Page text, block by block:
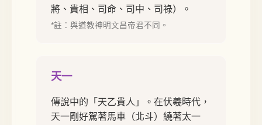
將、貴相、司命、司中、司祿）。
*註：與道教神明文昌帝君不同。
天一
傳說中的「天乙貴人」。在伏羲時代，
天一剛好駕著馬車（北斗）繞著太一